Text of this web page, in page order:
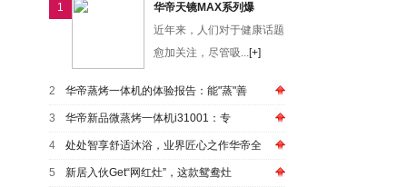
1
华帝天镜MAX系列爆
近年来，人们对于健康话题
愈加关注，尽管吸...[+]
2 华帝蒸烤一体机的体验报告：能"蒸"善
3 华帝新品微蒸烤一体机i31001：专
4 处处智享舒适沐浴，业界匠心之作华帝全
5 新居入伙Get“网红灶”，这款鸳鸯灶